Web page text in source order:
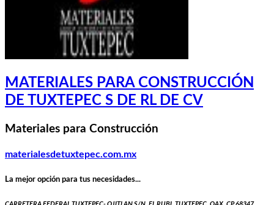
MATERIALES PARA CONSTRUCCIÓN
DE TUXTEPEC S DE RL DE CV
Materiales para Construcción
materialesdetuxtepec.com.mx
La mejor opción para tus necesidades...